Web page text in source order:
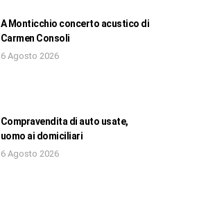
A Monticchio concerto acustico di
Carmen Consoli
6 Agosto 2026
Compravendita di auto usate,
uomo ai domiciliari
6 Agosto 2026